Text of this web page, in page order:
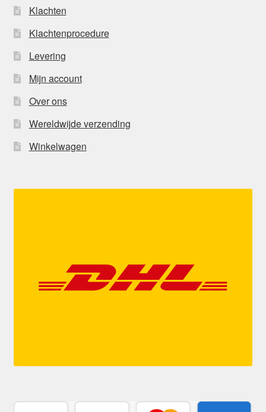
Klachten
Klachtenprocedure
Levering
Mijn account
Over ons
Wereldwijde verzending
Winkelwagen